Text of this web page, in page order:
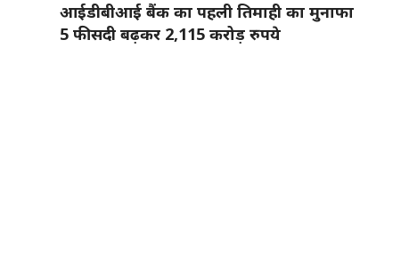
आईडीबीआई बैंक का पहली तिमाही का मुनाफा
5 फीसदी बढ़कर 2,115 करोड़ रुपये